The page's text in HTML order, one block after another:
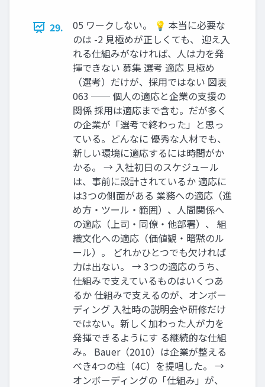
29.
05 ワークしない。 💡 本当に必要な
のは -2 見極めが正しくても、 迎え入
れる仕組みがなければ、人は力を発
揮できない 募集 選考 適応 見極め
（選考）だけが、採用ではない 図表
063 ── 個人の適応と企業の支援の
関係 採用は適応まで含む。だが多く
の企業が「選考で終わった」と思っ
ている。どんなに 優秀な人材でも、
新しい環境に適応するには時間がか
かる。 → 入社初日のスケジュール
は、事前に設計されているか 適応に
は3つの側面がある 業務への適応（進
め方・ツール・範囲）、人間関係へ
の適応（上司・同僚・他部署）、 組
織文化への適応（価値観・暗黙のル
ール）。 どれかひとつでも欠ければ
力は出ない。 → 3つの適応のうち、
仕組みで支えているものはいくつあ
るか 仕組みで支えるのが、オンボー
ディング 入社時の説明会や研修だけ
ではない。新しく加わった人が力を
発揮できるようにす る継続的な仕組
み。 Bauer（2010）は企業が整える
べき4つの柱（4C）を提唱した。 →
オンボーディングの「仕組み」が、